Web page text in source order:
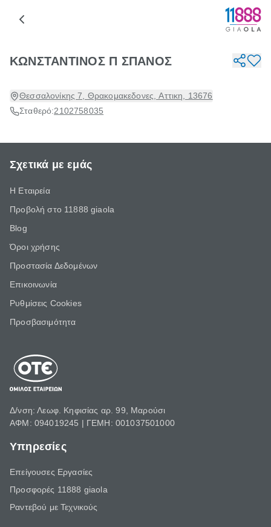
ΚΩΝΣΤΑΝΤΙΝΟΣ Π ΣΠΑΝΟΣ
Θεσσαλονίκης 7, Θρακομακεδονες, Αττικη, 13676
Σταθερό:2102758035
Σχετικά με εμάς
Η Εταιρεία
Προβολή στο 11888 giaola
Blog
Όροι χρήσης
Προστασία Δεδομένων
Επικοινωνία
Ρυθμίσεις Cookies
Προσβασιμότητα
Δ/νση: Λεωφ. Κηφισίας αρ. 99, Μαρούσι
ΑΦΜ: 094019245 | ΓΕΜΗ: 001037501000
Υπηρεσίες
Επείγουσες Εργασίες
Προσφορές 11888 giaola
Ραντεβού με Τεχνικούς